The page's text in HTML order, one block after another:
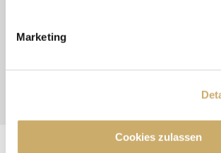
Marketing
Cookies zulassen